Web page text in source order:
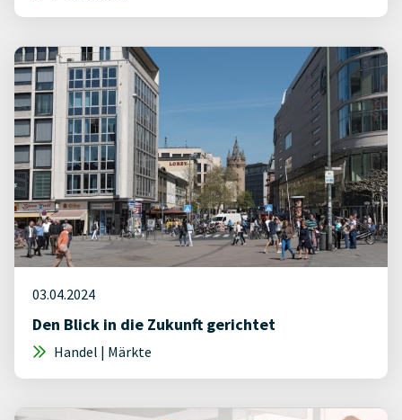
03.04.2024
Den Blick in die Zukunft gerichtet
Handel | Märkte